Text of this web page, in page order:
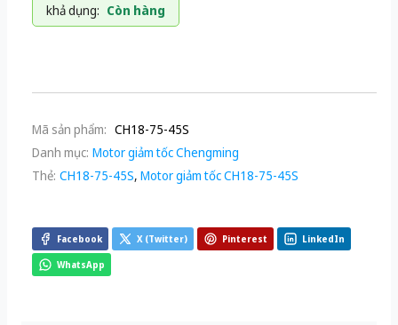
khả dụng: Còn hàng
Mã sản phẩm: CH18-75-45S
Danh mục: Motor giảm tốc Chengming
Thẻ: CH18-75-45S, Motor giảm tốc CH18-75-45S
Facebook X (Twitter) Pinterest LinkedIn
WhatsApp